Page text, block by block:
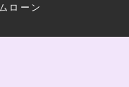
ローン